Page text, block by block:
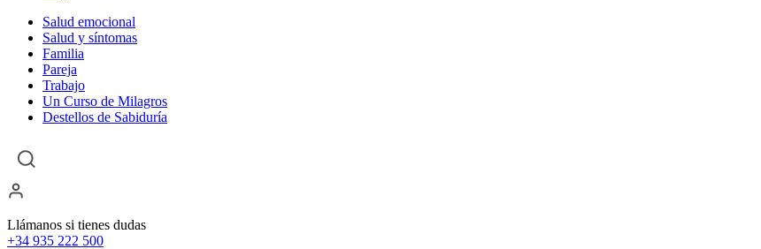
Salud emocional
Salud y síntomas
Familia
Pareja
Trabajo
Un Curso de Milagros
Destellos de Sabiduría
Llámanos si tienes dudas
+34 935 222 500